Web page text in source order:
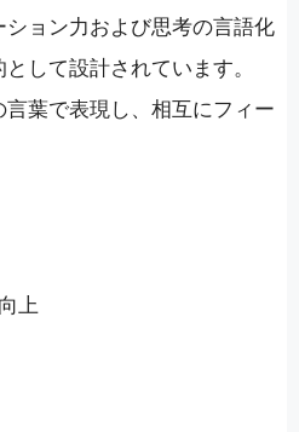
ョン力および思考の言語化
して設計されています。
葉で表現し、相互にフィー
上